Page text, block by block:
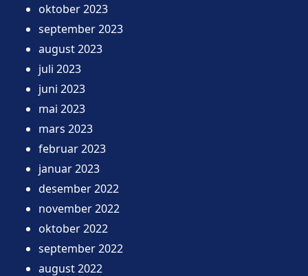
oktober 2023
september 2023
august 2023
juli 2023
juni 2023
mai 2023
mars 2023
februar 2023
januar 2023
desember 2022
november 2022
oktober 2022
september 2022
august 2022